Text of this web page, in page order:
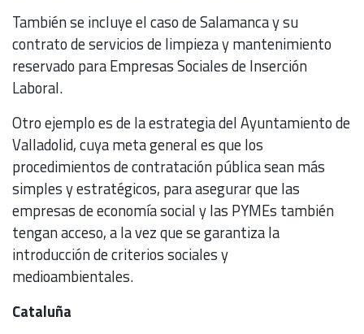
También se incluye el caso de Salamanca y su
contrato de servicios de limpieza y mantenimiento
reservado para Empresas Sociales de Inserción
Laboral.
Otro ejemplo es de la estrategia del Ayuntamiento de
Valladolid, cuya meta general es que los
procedimientos de contratación pública sean más
simples y estratégicos, para asegurar que las
empresas de economía social y las PYMEs también
tengan acceso, a la vez que se garantiza la
introducción de criterios sociales y
medioambientales.
Cataluña